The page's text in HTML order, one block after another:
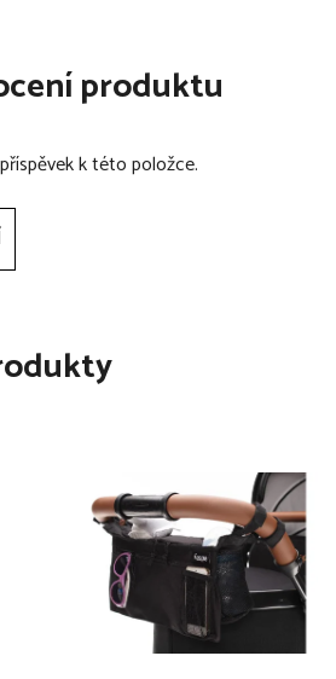
originální detaily pro pohodlí dítěte
části fusaku se stáhnutím šňůrky
uchycením za opěrku zad zamezí
autosedačce
prostupy na pásy, tyto se
nůžkami na manikúru
střihnout do nití od obšití, jinak se
prostřihnou se pouze ty otvory, které se
produktu
k této položce.